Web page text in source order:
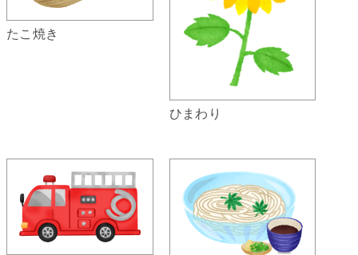
たこ焼き
ひまわり